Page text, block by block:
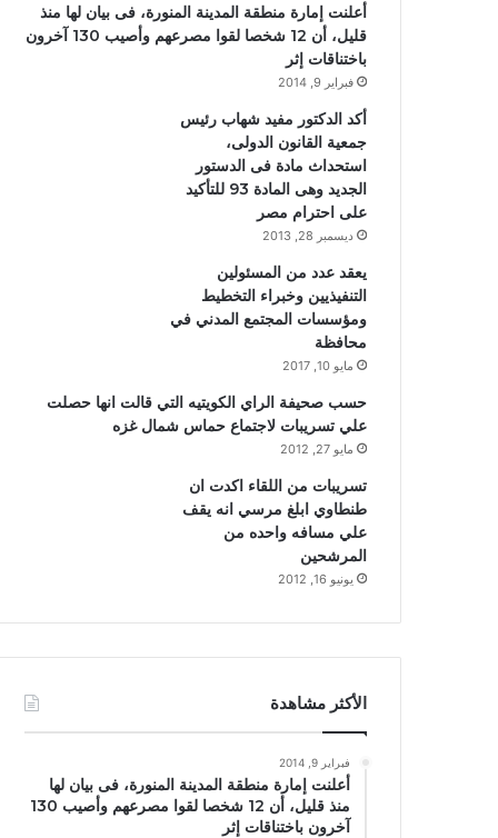
أعلنت إمارة منطقة المدينة المنورة، فى بيان لها منذ
قليل، أن 12 شخصا لقوا مصرعهم وأصيب 130 آخرون
باختناقات إثر
فبراير 9, 2014
أكد الدكتور مفيد شهاب رئيس
جمعية القانون الدولى،
استحداث مادة فى الدستور
الجديد وهى المادة 93 للتأكيد
على احترام مصر
ديسمبر 28, 2013
يعقد عدد من المسئولين
التنفيذيين وخبراء التخطيط
ومؤسسات المجتمع المدني في
محافظة
مايو 10, 2017
حسب صحيفة الراي الكويتيه التي قالت انها حصلت
علي تسريبات لاجتماع حماس شمال غزه
مايو 27, 2012
تسريبات من اللقاء اكدت ان
طنطاوي ابلغ مرسي انه يقف
علي مسافه واحده من
المرشحين
يونيو 16, 2012
الأكثر مشاهدة
فبراير 9, 2014
أعلنت إمارة منطقة المدينة المنورة، فى بيان لها
منذ قليل، أن 12 شخصا لقوا مصرعهم وأصيب 130
آخرون باختناقات إثر